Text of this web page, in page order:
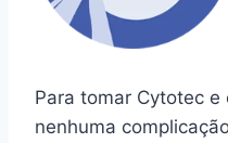
Para tomar Cytotec
nenhuma